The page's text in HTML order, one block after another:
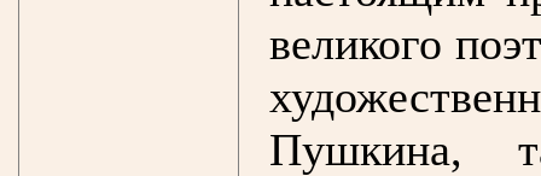
великого
Пушкина,